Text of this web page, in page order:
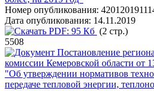
Номер опубликования:
Дата опубликования: 14.11.2019
PDF: 95 Кб (2 стр.)
5508
Постановление
комиссии Кемеровской области от
"Об утверждении нормативов
передаче тепловой энергии,